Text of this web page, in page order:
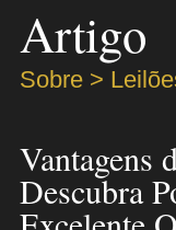
Artigo
Sobre >
Vantagens
Descubra